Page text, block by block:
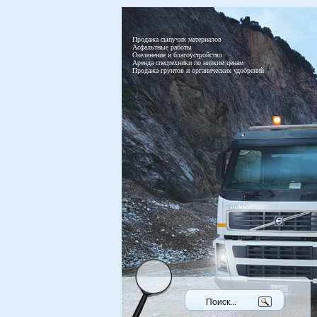
Продажа сыпучих материалов
Асфальтные работы
Озеленение и благоустройство
Аренда спецтехники по низким ценам
Продажа грунтов и органических удобрений